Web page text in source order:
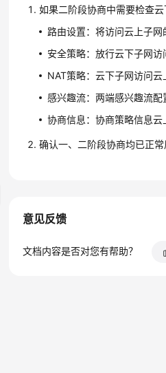
如果二阶段协商中需要检查
路由设置：将访问云上子网
安全策略：放行云下子网访
NAT策略：云下子网访问云
感兴趣流：两端感兴趣流配
协商信息：协商策略信息云
确认一、二阶段协商均已正
意见反馈
文档内容是否对您有帮助？